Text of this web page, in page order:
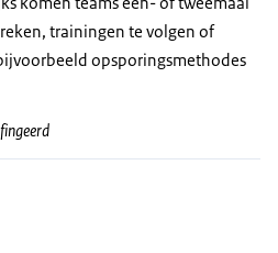
trainingen te volgen of
opsporingsmethodes